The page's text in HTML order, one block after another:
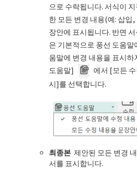
으로 수락됩니다. 서식이
한 모든 변경 내용(예: 삽입
장안에 표시됩니다. 반면
은 기본적으로 풍선 도움말
움말에 변경 내용을 표시
도움말]
에서 [모든
시]를 선택합니다.
최종본 제안된 모든 변경
서를 표시합니다.